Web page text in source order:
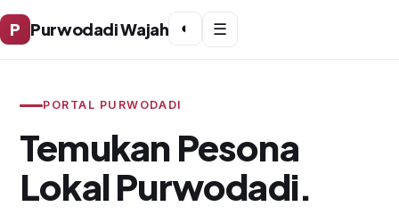
P Purwodadi Wajah ◐ ☰
PORTAL PURWODADI
Temukan Pesona
Lokal Purwodadi.